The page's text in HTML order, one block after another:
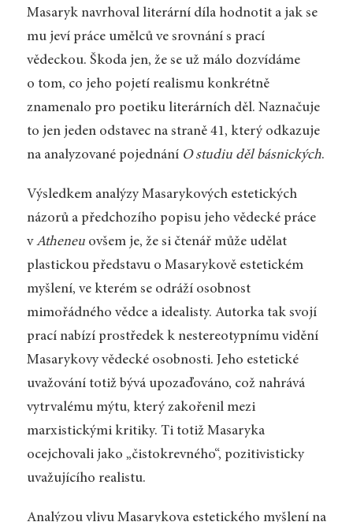
Masaryk navrhoval literární díla hodnotit a jak se
mu jeví práce umělců ve srovnání s prací
vědeckou. Škoda jen, že se už málo dozvídáme
o tom, co jeho pojetí realismu konkrétně
znamenalo pro poetiku literárních děl. Naznačuje
to jen jeden odstavec na straně 41, který odkazuje
na analyzované pojednání O studiu děl básnických.
Výsledkem analýzy Masarykových estetických
názorů a předchozího popisu jeho vědecké práce
vAtheneuovšem je, že si čtenář může udělat
plastickou představu o Masarykově estetickém
myšlení, ve kterém se odráží osobnost
mimořádného vědce a idealisty. Autorka tak svojí
prací nabízí prostředek k nestereotypnímu vidění
Masarykovy vědecké osobnosti. Jeho estetické
uvažování totiž bývá upozaďováno, což nahrává
vytrvalému mýtu, který zakořenil mezi
marxistickými kritiky. Ti totiž Masaryka
ocejchovali jako „čistokrevného“, pozitivisticky
uvažujícího realistu.
Analýzou vlivu Masarykova estetického myšlení na